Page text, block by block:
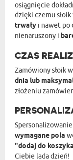
osiągnięcie
dzięki czemu
trwały i nawet po
nienaruszony i
CZAS
Zamówiony słoik
dnia lub
złożeniu
wymagane pola
"dodaj do
Ciebie lada dzień!